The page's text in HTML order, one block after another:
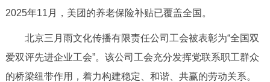
DEUTSCH FRANÇAIS РУССКИЙ ЯЗЫК
2025年11月，美团的养老保险补贴已覆盖全国。
北京三月雨文化传播有限责任公司工会被表彰为“全国双
爱双评先进企业工会”。该公司工会充分发挥党联系职工群众
的桥梁纽带作用，着力构建稳定、和谐、共赢的劳动关系。